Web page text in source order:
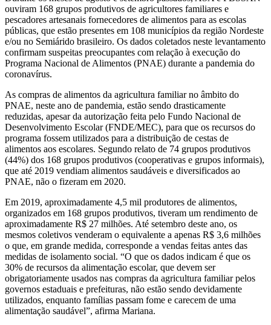
ouviram 168 grupos produtivos de agricultores familiares e
pescadores artesanais fornecedores de alimentos para as escolas
públicas, que estão presentes em 108 municípios da região Nordeste
e/ou no Semiárido brasileiro. Os dados coletados neste levantamento
confirmam suspeitas preocupantes com relação à execução do
Programa Nacional de Alimentos (PNAE) durante a pandemia do
coronavírus.
As compras de alimentos da agricultura familiar no âmbito do
PNAE, neste ano de pandemia, estão sendo drasticamente
reduzidas, apesar da autorização feita pelo Fundo Nacional de
Desenvolvimento Escolar (FNDE/MEC), para que os recursos do
programa fossem utilizados para a distribuição de cestas de
alimentos aos escolares. Segundo relato de 74 grupos produtivos
(44%) dos 168 grupos produtivos (cooperativas e grupos informais),
que até 2019 vendiam alimentos saudáveis e diversificados ao
PNAE, não o fizeram em 2020.
Em 2019, aproximadamente 4,5 mil produtores de alimentos,
organizados em 168 grupos produtivos, tiveram um rendimento de
aproximadamente R$ 27 milhões. Até setembro deste ano, os
mesmos coletivos venderam o equivalente a apenas R$ 3,6 milhões
o que, em grande medida, corresponde a vendas feitas antes das
medidas de isolamento social. “O que os dados indicam é que os
30% de recursos da alimentação escolar, que devem ser
obrigatoriamente usados nas compras da agricultura familiar pelos
governos estaduais e prefeituras, não estão sendo devidamente
utilizados, enquanto famílias passam fome e carecem de uma
alimentação saudável”, afirma Mariana.